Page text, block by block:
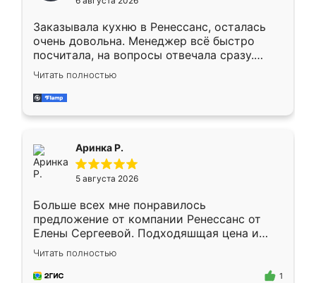
мебели буду заказывать только здесь.
Заказывала кухню в Ренессанс, осталась
очень довольна. Менеджер всё быстро
посчитала, на вопросы отвечала сразу.
Замерщик приехал в субботу, подошёл к
делу со всей ответственностью. Собрали
за день, ребята работали аккуратно, даже
Читать полностью
Аринка Р.
5 августа 2026
Больше всех мне понравилось
предложение от компании Ренессанс от
Елены Сергеевой. Подходяшщая цена и
короткие сроки изготовления. Приехавший
для замера сотрудник Владислав
предложил по моему эскизу самый
Читать полностью
1